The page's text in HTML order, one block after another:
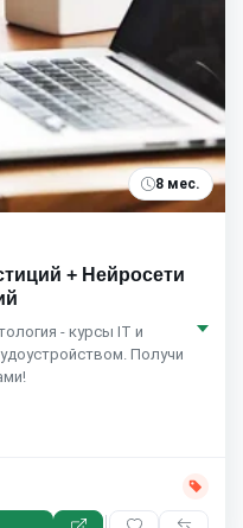
8 мес.
+ Нейросети
- курсы IT и
Получи